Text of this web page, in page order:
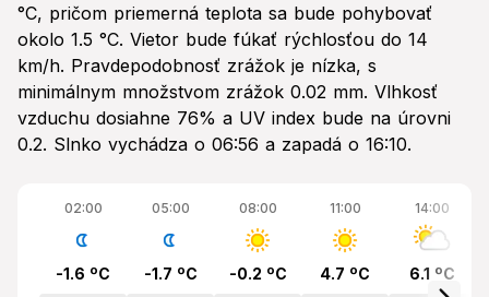
°C, pričom priemerná teplota sa bude pohybovať
okolo 1.5 °C. Vietor bude fúkať rýchlosťou do 14
km/h. Pravdepodobnosť zrážok je nízka, s
minimálnym množstvom zrážok 0.02 mm. Vlhkosť
vzduchu dosiahne 76% a UV index bude na úrovni
0.2. Slnko vychádza o 06:56 a zapadá o 16:10.
02:00
-1.6 ºC
05:00
-1.7 ºC
08:00
-0.2 ºC
11:00
4.7 ºC
14:00
6.1 ºC